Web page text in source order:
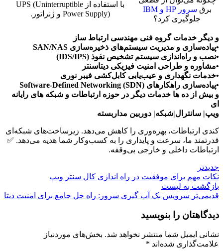
برق سرور HP و IBM
جلوگیری کرد؟
با استفاده از UPS (Uninterruptible
Power Supply) و ژنراتور.
و دیگر خدمات گروه فنی مهندسی ارتباط ساز
•پیاده‌سازی و مدیریت سیستم‌های ذخیره‌سازی SAN/NAS
•نصب و راه‌اندازی سیستم تشخیص نفوذ (IDS/IPS)
•مشاوره و طراحی امنیت فیزیکی دیتاسنتر
•خدمات نگهداری و عیب‌یابی کابل‌کشی فیبر نوری
•پیاده‌سازی راهکارهای Software-Defined Networking (SDN)
و بیش از ده ها خدمات دیگر در حوزه ارتباطات و شبکه های رایانه
ای
ویپ| سانترال|شبکه| دوربین مداربسته
کندی ارتباطات، بهره‌وری را کاهش می‌دهد. زیرساخت‌های شبکه‌ای
قدرتمند ما، سرعت و پایداری را به کسب‌وکار شما هدیه می‌دهد. ✅
ارتباطات داخلی و خارجی بی‌وقفه.
جدیدتر
نکات مهم برای موفقیت در راه اندازی کال سنتر ویپ
بازگشت بە لیست
قدیمی‌تر سرویس بک آپ گیری سرور: راه حل جامع برای امنیت دیتا
دیدگاهتان را بنویسید
نشانی ایمیل شما منتشر نخواهد شد. بخش‌های موردنیاز
علامت‌گذاری شده‌اند *